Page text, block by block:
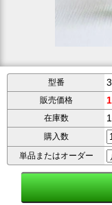
型番
販売価格
在庫数
購入数
単品またはオーダー